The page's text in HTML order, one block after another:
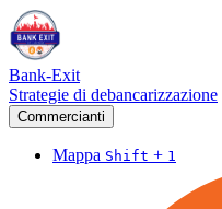
Bank-Exit
Strategie di debancarizzazione
Commercianti
Mappa Shift + 1